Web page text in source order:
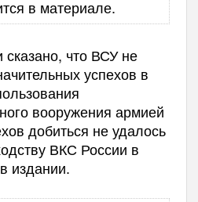
в материале.
что ВСУ не
успехов в
вооружения армией
добиться не удалось
ВКС России в
издании.